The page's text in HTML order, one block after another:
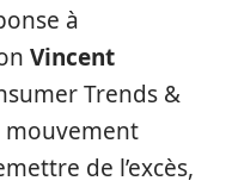
à
Vincent
Trends &
mouvement
de l’excès,